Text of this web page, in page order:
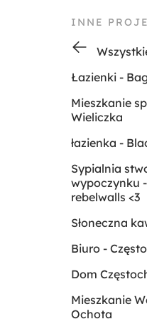
INNE
Łazienki -
Mieszkanie
Wieliczka
łazienka -
Sypialnia
wypoczynku
rebelwalls <3
Słoneczna
Biuro -
Dom
Mieszkanie
Ochota